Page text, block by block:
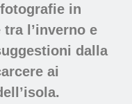
in
tra l’inverno e
dalla
ai